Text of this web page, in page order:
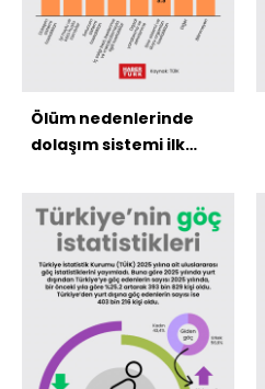
Ölüm nedenlerinde
dolaşım sistemi ilk